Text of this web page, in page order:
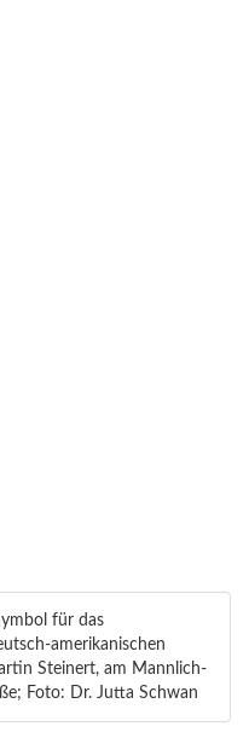
für das
amerikanischen
Steinert, am Mannlich-
Foto: Dr. Jutta Schwan